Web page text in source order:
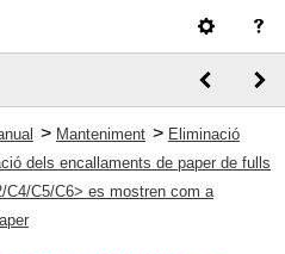
> Manteniment > Eliminació
dels encallaments de paper de fulls
C5/C6> es mostren com a